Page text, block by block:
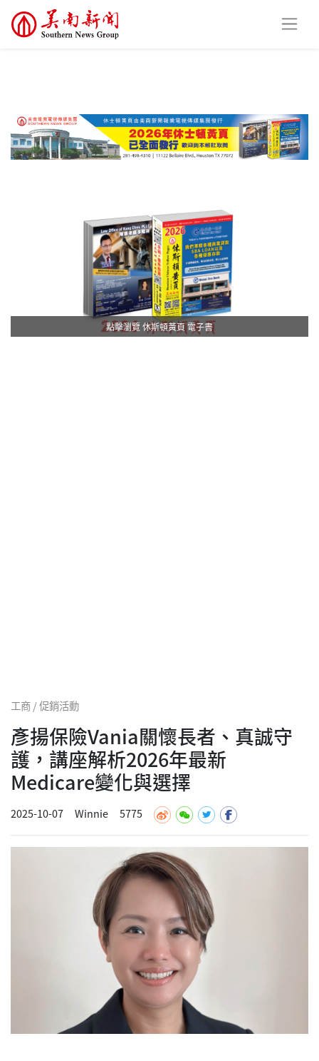
點擊瀏覽 休斯頓黃頁 電子書
工商 / 促銷活動
彥揚保險Vania關懷長者、真誠守
護，講座解析2026年最新
Medicare變化與選擇
2025-10-07 Winnie 5775